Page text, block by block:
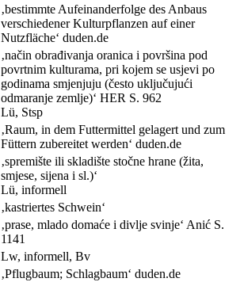
‚bestimmte Aufeinanderfolge des Anbaus
verschiedener Kulturpflanzen auf einer
Nutzfläche‘ duden.de
‚način obrađivanja oranica i površina pod
povrtnim kulturama, pri kojem se usjevi po
godinama smjenjuju (često uključujući
odmaranje zemlje)‘ HER S. 962
Lü, Stsp
‚Raum, in dem Futtermittel gelagert und zum
Füttern zubereitet werden‘ duden.de
‚spremište ili skladište stočne hrane (žita,
smjese, sijena i sl.)‘
Lü, informell
‚kastriertes Schwein‘
‚prase, mlado domaće i divlje svinje‘ Anić S.
1141
Lw, informell, Bv
‚Pflugbaum; Schlagbaum‘ duden.de